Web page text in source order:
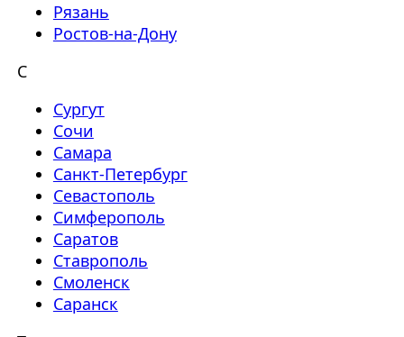
Рязань
Ростов-на-Дону
С
Сургут
Сочи
Самара
Санкт-Петербург
Севастополь
Симферополь
Саратов
Ставрополь
Смоленск
Саранск